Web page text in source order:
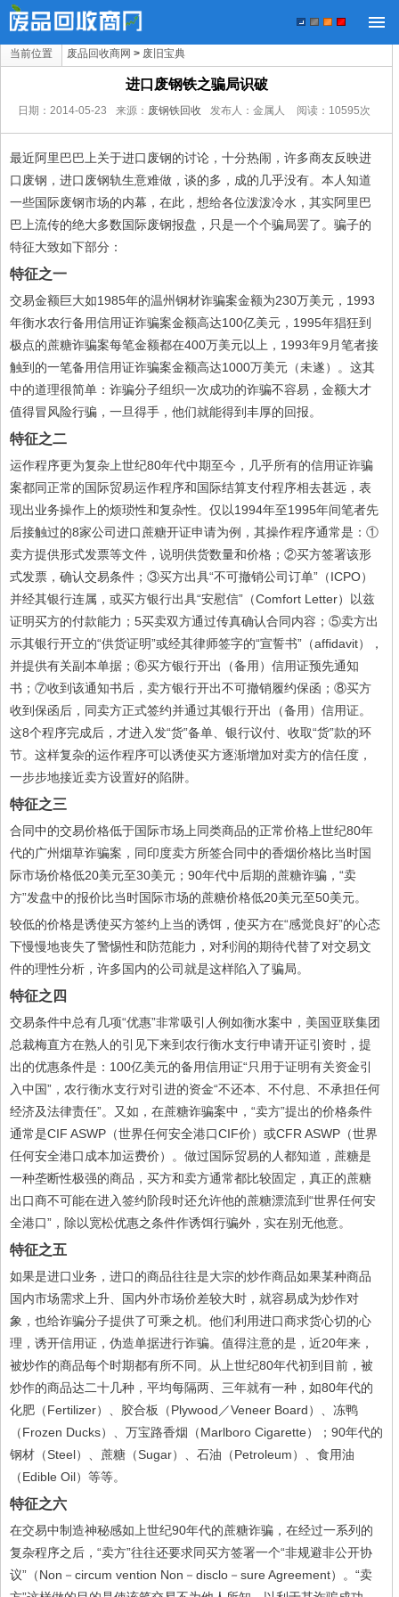
当前位置 废品回收商网 > 废旧宝典
进口废钢铁之骗局识破
日期： 2014-05-23 来源： 废钢铁回收 发布人：金属人 阅读： 10595次
最近阿里巴巴上关于进口废钢的讨论，十分热闹，许多商友反映进
口废钢，进口废钢轨生意难做，谈的多，成的几乎没有。本人知道
一些国际废钢市场的内幕，在此，想给各位泼泼冷水，其实阿里巴
巴上流传的绝大多数国际废钢报盘，只是一个个骗局罢了。骗子的
特征大致如下部分：
特征之一
交易金额巨大如1985年的温州钢材诈骗案金额为230万美元，1993
年衡水农行备用信用证诈骗案金额高达100亿美元，1995年猖狂到
极点的蔗糖诈骗案每笔金额都在400万美元以上，1993年9月笔者接
触到的一笔备用信用证诈骗案金额高达1000万美元（未遂）。这其
中的道理很简单：诈骗分子组织一次成功的诈骗不容易，金额大才
值得冒风险行骗，一旦得手，他们就能得到丰厚的回报。
特征之二
运作程序更为复杂上世纪80年代中期至今，几乎所有的信用证诈骗
案都同正常的国际贸易运作程序和国际结算支付程序相去甚远，表
现出业务操作上的烦琐性和复杂性。仅以1994年至1995年间笔者先
后接触过的8家公司进口蔗糖开证申请为例，其操作程序通常是：①
卖方提供形式发票等文件，说明供货数量和价格；②买方签署该形
式发票，确认交易条件；③买方出具“不可撤销公司订单”（ICPO）
并经其银行连属，或买方银行出具“安慰信”（Comfort Letter）以兹
证明买方的付款能力；5买卖双方通过传真确认合同内容；⑤卖方出
示其银行开立的“供货证明”或经其律师签字的“宣誓书”（affidavit），
并提供有关副本单据；⑥买方银行开出（备用）信用证预先通知
书；⑦收到该通知书后，卖方银行开出不可撤销履约保函；⑧买方
收到保函后，同卖方正式签约并通过其银行开出（备用）信用证。
这8个程序完成后，才进入发“货”备单、银行议付、收取“货”款的环
节。这样复杂的运作程序可以诱使买方逐渐增加对卖方的信任度，
一步步地接近卖方设置好的陷阱。
特征之三
合同中的交易价格低于国际市场上同类商品的正常价格上世纪80年
代的广州烟草诈骗案，同印度卖方所签合同中的香烟价格比当时国
际市场价格低20美元至30美元；90年代中后期的蔗糖诈骗，“卖
方”发盘中的报价比当时国际市场的蔗糖价格低20美元至50美元。
较低的价格是诱使买方签约上当的诱饵，使买方在“感觉良好”的心态
下慢慢地丧失了警惕性和防范能力，对利润的期待代替了对交易文
件的理性分析，许多国内的公司就是这样陷入了骗局。
特征之四
交易条件中总有几项“优惠”非常吸引人例如衡水案中，美国亚联集团
总裁梅直方在熟人的引见下来到农行衡水支行申请开证引资时，提
出的优惠条件是：100亿美元的备用信用证“只用于证明有关资金引
入中国”，农行衡水支行对引进的资金“不还本、不付息、不承担任何
经济及法律责任”。又如，在蔗糖诈骗案中，“卖方”提出的价格条件
通常是CIF ASWP（世界任何安全港口CIF价）或CFR ASWP（世界
任何安全港口成本加运费价）。做过国际贸易的人都知道，蔗糖是
一种垄断性极强的商品，买方和卖方通常都比较固定，真正的蔗糖
出口商不可能在进入签约阶段时还允许他的蔗糖漂流到“世界任何安
全港口”，除以宽松优惠之条件作诱饵行骗外，实在别无他意。
特征之五
如果是进口业务，进口的商品往往是大宗的炒作商品如果某种商品
国内市场需求上升、国内外市场价差较大时，就容易成为炒作对
象，也给诈骗分子提供了可乘之机。他们利用进口商求货心切的心
理，诱开信用证，伪造单据进行诈骗。值得注意的是，近20年来，
被炒作的商品每个时期都有所不同。从上世纪80年代初到目前，被
炒作的商品达二十几种，平均每隔两、三年就有一种，如80年代的
化肥（Fertilizer）、胶合板（Plywood／Veneer Board）、冻鸭
（Frozen Ducks）、万宝路香烟（Marlboro Cigarette）；90年代的
钢材（Steel）、蔗糖（Sugar）、石油（Petroleum）、食用油
（Edible Oil）等等。
特征之六
在交易中制造神秘感如上世纪90年代的蔗糖诈骗，在经过一系列的
复杂程序之后，“卖方”往往还要求同买方签署一个“非规避非公开协
议”（Non－circum vention Non－disclo－sure Agreement）。“卖